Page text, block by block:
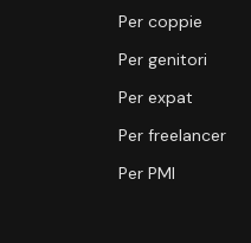
Per coppie
Per genitori
Per expat
Per freelancer
Per PMI